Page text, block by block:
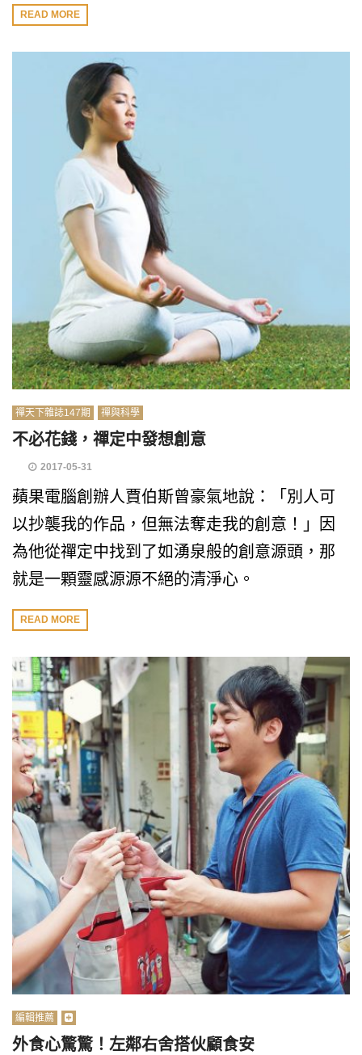
READ MORE
禪天下雜誌147期 禪與科學
不必花錢，禪定中發想創意
2017-05-31
蘋果電腦創辦人賈伯斯曾豪氣地說：「別人可
以抄襲我的作品，但無法奪走我的創意！」因
為他從禪定中找到了如湧泉般的創意源頭，那
就是一顆靈感源源不絕的清淨心。
READ MORE
編輯推薦
外食心驚驚！左鄰右舍搭伙顧食安